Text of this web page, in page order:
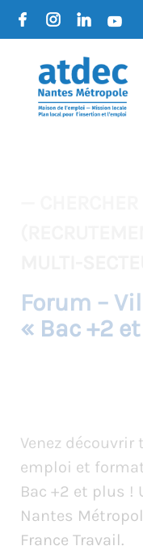
Forum –
« Bac +2
Venez
emploi et
Bac +2 et plus !
Nantes
France Travail.